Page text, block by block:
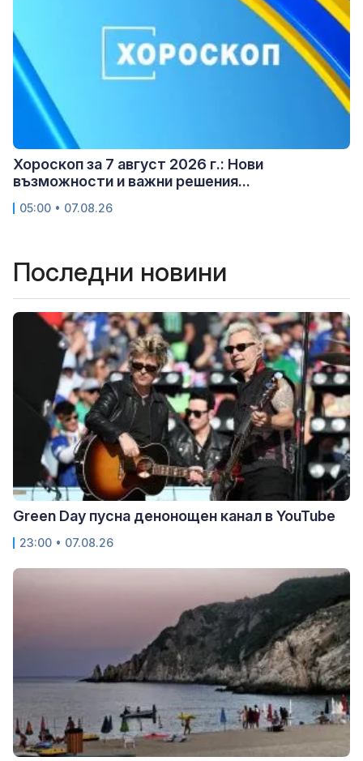
Хороскоп за 7 август 2026 г.: Нови
възможности и важни решения...
05:00 • 07.08.26
Последни новини
Green Day пусна денонощен канал в YouTube
23:00 • 07.08.26